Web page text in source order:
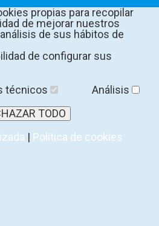
propias para recopilar
de mejorar nuestros
de sus hábitos de
de configurar sus
técnicos
Análisis
TODO
| Politica de cookies